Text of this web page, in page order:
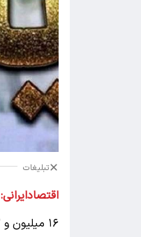
تبلیغات
اقتصادایرانی:
۱۶ میلیون و ۸۴۳ هزار و ۱۹۶ نفر در دهک‌های چهارم تا نهم در سراسر کشور واریز و قابل برداشت است.